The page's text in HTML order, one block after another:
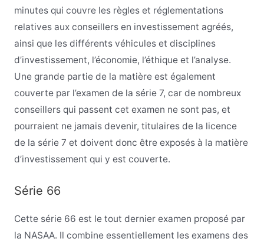
minutes qui couvre les règles et réglementations
relatives aux conseillers en investissement agréés,
ainsi que les différents véhicules et disciplines
d’investissement, l’économie, l’éthique et l’analyse.
Une grande partie de la matière est également
couverte par l’examen de la série 7, car de nombreux
conseillers qui passent cet examen ne sont pas, et
pourraient ne jamais devenir, titulaires de la licence
de la série 7 et doivent donc être exposés à la matière
d’investissement qui y est couverte.
Série 66
Cette série 66 est le tout dernier examen proposé par
la NASAA. Il combine essentiellement les examens des